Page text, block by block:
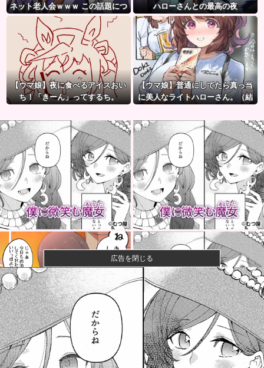
ネット老人会ｗｗｗ この話題につ
いていけないってマジ…！？
ハローさんとの最高の夜
【ウマ娘】夜に食べるアイスおい
ち！「きーん」ってするち。
【ウマ娘】普通にしてたら真っ当
に美人なライトハローさん。（結
広告を閉じる